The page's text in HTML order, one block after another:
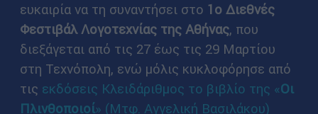
ευκαιρία να τη συναντήσει στο 1ο Διεθνές
Φεστιβάλ Λογοτεχνίας της Αθήνας, που
διεξάγεται από τις 27 έως τις 29 Μαρτίου
στη Τεχνόπολη, ενώ μόλις κυκλοφόρησε από
τις εκδόσεις Κλειδάριθμος το βιβλίο της «Οι
Πλινθοποιοί» (Μτφ. Αγγελική Βασιλάκου)